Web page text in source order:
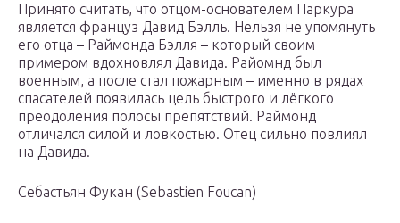
Принято считать, что отцом-основателем Паркура
является француз Давид Бэлль. Нельзя не упомянуть
его отца – Раймонда Бэлля – который своим
примером вдохновлял Давида. Райомнд был
военным, а после стал пожарным – именно в рядах
спасателей появилась цель быстрого и лёгкого
преодоления полосы препятствий. Раймонд
отличался силой и ловкостью. Отец сильно повлиял
на Давида.
Себастьян Фукан (Sebastien Foucan)